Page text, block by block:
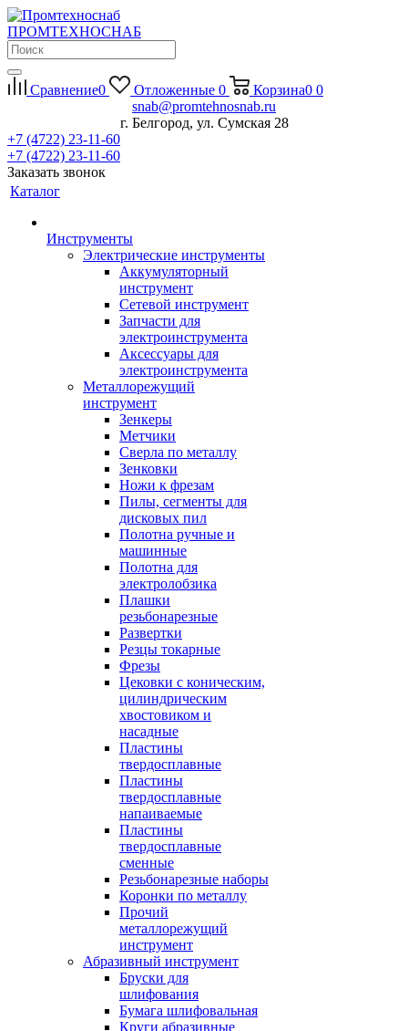
ПРОМТЕХНОСНАБ
Сравнение0 Отложенные 0 Корзина0 0
snab@promtehnosnab.ru
г. Белгород, ул. Сумская 28
+7 (4722) 23-11-60
+7 (4722) 23-11-60
Заказать звонок
Каталог
Инструменты
Электрические инструменты
Аккумуляторный
инструмент
Сетевой инструмент
Запчасти для
электроинструмента
Аксессуары для
электроинструмента
Металлорежущий
инструмент
Зенкеры
Метчики
Сверла по металлу
Зенковки
Ножи к фрезам
Пилы, сегменты для
дисковых пил
Полотна ручные и
машинные
Полотна для
электролобзика
Плашки
резьбонарезные
Развертки
Резцы токарные
Фрезы
Цековки с коническим,
цилиндрическим
хвостовиком и
насадные
Пластины
твердосплавные
Пластины
твердосплавные
напаиваемые
Пластины
твердосплавные
сменные
Резьбонарезные наборы
Коронки по металлу
Прочий
металлорежущий
инструмент
Абразивный инструмент
Бруски для
шлифования
Бумага шлифовальная
Круги абразивные